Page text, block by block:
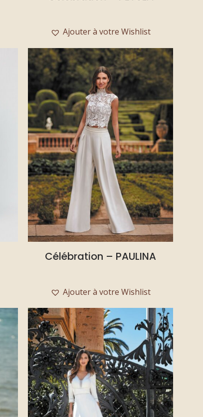
Ajouter à votre Wishlist
Célébration – PAULINA
Ajouter à votre Wishlist